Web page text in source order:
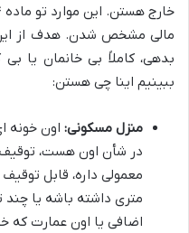
مالی مشخص شدن. هدف از این
بدهی، کاملاً بی خانمان یا
ببینیم اینا چی هستن:
منزل مسکونی: اون خونه
در شأن اون هست، توقیف
معمولی داره، قابل
متری داشته باشه یا چند
اضافی یا اون عمارت که